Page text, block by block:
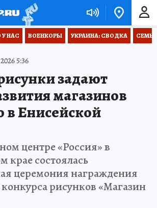
У НАС ВОЕНКОРЫ УКРАИНА: СВОДКА
5:36
задают
магазинов
в Енисейской
центре «Россия» в
крае состоялась
церемония награждения
рисунков «Магазин